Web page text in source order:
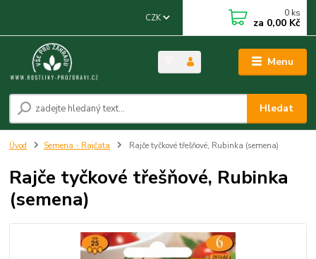
Menu
CZK
Hledat
0 ks
za 0,00 Kč
Úvod Semena - Rajčata Rajče tyčkové třešňové, Rubinka (semena)
Rajče tyčkové třešňové, Rubinka
(semena)